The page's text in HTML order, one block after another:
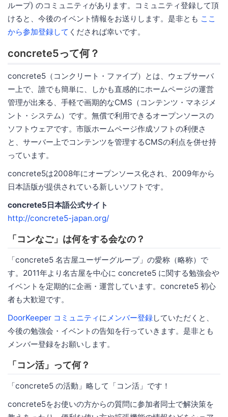
ループ) のコミュニティがあります。コミュニティ登録して頂
けると、今後のイベント情報をお送りします。是非とも ここ
から参加登録して くだされば幸いです。
concrete5って何？
concrete5（コンクリート・ファイブ）とは、ウェブサーバ
ー上で、誰でも簡単に、しかも直感的にホームページの運営
管理が出来る、手軽で画期的なCMS（コンテンツ・マネジメ
ント・システム）です。無償で利用できるオープンソースの
ソフトウェアです。市販ホームページ作成ソフトの利便さ
と、サーバー上でコンテンツを管理するCMSの利点を併せ持
っています。
concrete5は2008年にオープンソース化され、2009年から
日本語版が提供されている新しいソフトです。
concrete5日本語公式サイト
http://concrete5-japan.org/
「コンなご」は何をする会なの？
「concrete5 名古屋ユーザーグループ」の愛称（略称）で
す。2011年より名古屋を中心に concrete5 に関する勉強会や
イベントを定期的に企画・運営しています。concrete5 初心
者も大歓迎です。
DoorKeeper コミュニティ にメンバー登録していただくと、
今後の勉強会・イベントの告知を行っていきます。是非とも
メンバー登録をお願いします。
「コン活」って何？
「concrete5 の活動」略して「コン活」です！
concrete5をお使いの方からの質問に参加者同士で解決策を